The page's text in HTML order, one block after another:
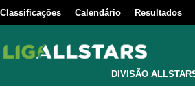
Classificações Calendário Resultados
DIVISÃO